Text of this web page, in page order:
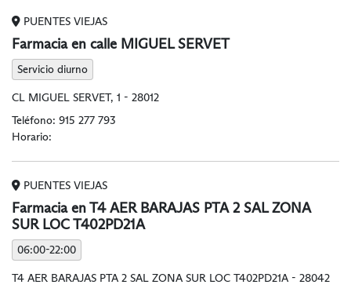
PUENTES VIEJAS
Farmacia en calle MIGUEL SERVET
Servicio diurno
CL MIGUEL SERVET, 1 - 28012
Teléfono: 915 277 793
Horario:
PUENTES VIEJAS
Farmacia en T4 AER BARAJAS PTA 2 SAL ZONA
SUR LOC T402PD21A
06:00-22:00
T4 AER BARAJAS PTA 2 SAL ZONA SUR LOC T402PD21A - 28042